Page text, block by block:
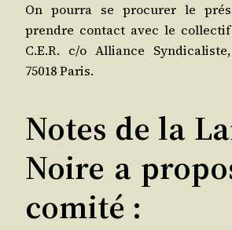
On pour­ra se pro­cu­rer le
prendre contact avec le
C.E.R. c/​o Alliance
75018 Paris.
Notes de la
Noire a
comité :